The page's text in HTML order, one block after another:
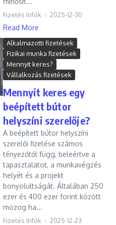
Fizetés Infók 2025-12-30
Read More
Alkalmazotti fizetések
Fizikai munka fizetések
Mennyit keres?
Vállalkozás fizetések
Mennyit keres egy
beépített bútor
helyszíni szerelője?
A beépített bútor helyszíni
szerelői fizetése számos
tényezőtől függ, beleértve a
tapasztalatot, a munkavégzés
helyét és a projekt
bonyolultságát. Általában 250
ezer és 400 ezer forint között
mozog ha...
Fizetés Infók 2025-12-23